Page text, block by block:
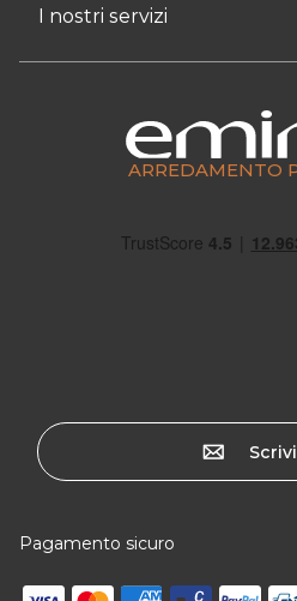
I nostri servizi
ARREDAMENTO
Pagamento sicuro